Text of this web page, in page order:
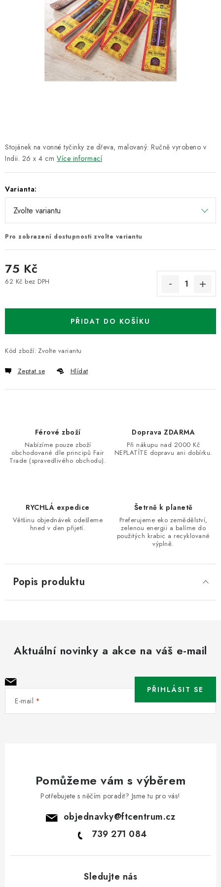
RÝŽE, QUINOA, ČOČKA
CUKROVINKY, SLADKOSTI, POMAZÁNKY
NEALKO NÁPOJE A LIMONÁDY
Obchodní podmínky Doprava a platba
O Fair Trade
Napište nám
Hodnocení obchodu
Ochrana osobních údajů
Stojánek na vonné tyčinky ze dřeva, malovaný. Ručně vyrobeno v
Indii. 26 x 4 cm Více informací
Varianta:
Pro zobrazení dostupnosti zvolte variantu
75 Kč
62 Kč bez DPH
PŘIDAT DO KOŠÍKU
Kód zboží: Zvolte variantu
Zeptat se Hlídat
Férové zboží
Nabízíme pouze zboží
obchodované dle principů Fair
Trade (spravedlivého obchodu).
Doprava ZDARMA
Při nákupu nad 2000 Kč
NEPLATÍTE dopravu ani dobírku.
RYCHLÁ expedice
Většinu objednávek odešleme
hned v den přijetí.
Šetrně k planetě
Preferujeme eko zemědělství,
zelenou energii a balíme do
použitých krabic a recyklované
výplně.
Popis produktu
Aktuální novinky a akce na váš e-mail
E-mail
PŘIHLÁSIT SE
Pomůžeme vám s výběrem
Potřebujete s něčím poradit? Jsme tu pro vás!
objednavky@ftcentrum.cz
739 271 084